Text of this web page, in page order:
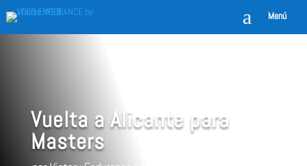
a Menú
Vuelta a Alicante para
Masters